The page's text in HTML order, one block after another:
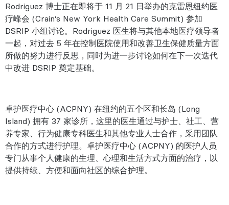
Rodriguez 博士正在即将于 11 月 21 日举办的克雷恩纽约医
疗峰会 (Crain’s New York Health Care Summit) 参加
DSRIP 小组讨论。Rodriguez 医生将与其他本地医疗领导者
一起，对过去 5 年在控制医院使用和改善卫生保健质量方面
所做的努力进行反思，同时为进一步讨论如何在下一次迭代
中改进 DSRIP 奠定基础。
卓护医疗中心 (ACPNY) 在纽约的五个区和长岛 (Long
Island) 拥有 37 家诊所，这里的医生通过与护士、社工、营
养专家、行为健康专科医生和其他专业人士合作，采用团队
合作的方式进行护理。卓护医疗中心 (ACPNY) 的医护人员
专门从事个人健康的生理、心理和生活方式方面的治疗，以
提供持续、方便和面向社区的综合护理。